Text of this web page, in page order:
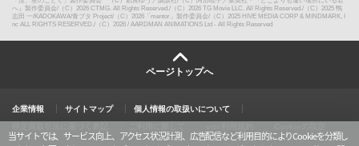
へ』製作委員会/ （C）2026 CTMG. All Rights Reserved./ （C）2026 TG Movie LLC. All Rights Reserved./ （C）2025 鴨
志田 一/KADOKAWA/青ブタ Project/ （C）2026「mentor」製作委員会/ （C）2025 HIVE MEDIA CORP & MINDMARK, I
nc ALL RIGHTS RESERVED./ （C）2026 / AARDMAN ANIMATIONS Ltd - All Rights Reserved
ページトップへ
企業情報 サイトマップ
個人情報の取扱いについて
当サイトでは、サービス向上、アクセス状況計測、広告配信など利用目的によりCookieを分類し